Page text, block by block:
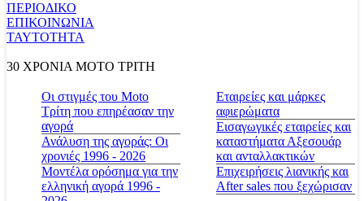
ΠΕΡΙΟΔΙΚΟ
ΕΠΙΚΟΙΝΩΝΙΑ
ΤΑΥΤΟΤΗΤΑ
30 ΧΡΟΝΙΑ MOTO ΤΡΙΤΗ
Οι στιγμές του Moto
Τρίτη που επηρέασαν την
αγορά
Ανάλυση της αγοράς: Οι
χρονιές 1996 - 2026
Μοντέλα ορόσημα για την
ελληνική αγορά 1996 -
Εταιρείες και μάρκες
αφιερώματα
Εισαγωγικές εταιρείες και
καταστήματα Αξεσουάρ
και ανταλλακτικών
Επιχειρήσεις λιανικής και
After sales που ξεχώρισαν